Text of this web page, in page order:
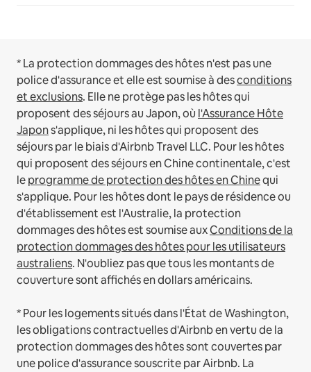
* La protection dommages des hôtes n'est pas une
police d'assurance et elle est soumise à desconditions
et exclusions. Elle ne protège pas les hôtes qui
proposent des séjours au Japon, où l'Assurance Hôte
Japons'applique, ni les hôtes qui proposent des
séjours par le biais d'Airbnb Travel LLC. Pour les hôtes
qui proposent des séjours en Chine continentale, c'est
leprogramme de protection des hôtes en Chinequi
s'applique. Pour les hôtes dont le pays de résidence ou
d'établissement est l'Australie, la protection
dommages des hôtes est soumise auxConditions de la
protection dommages des hôtes pour les utilisateurs
australiens. N'oubliez pas que tous les montants de
couverture sont affichés en dollars américains.
* Pour les logements situés dans l'État de Washington,
les obligations contractuelles d'Airbnb en vertu de la
protection dommages des hôtes sont couvertes par
une police d'assurance souscrite par Airbnb. La